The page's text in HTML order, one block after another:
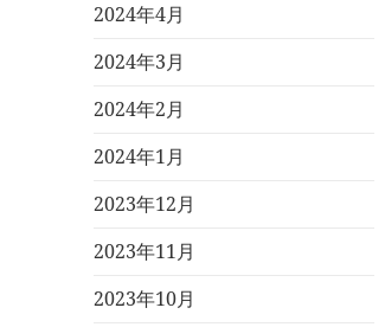
2024年4月
2024年3月
2024年2月
2024年1月
2023年12月
2023年11月
2023年10月